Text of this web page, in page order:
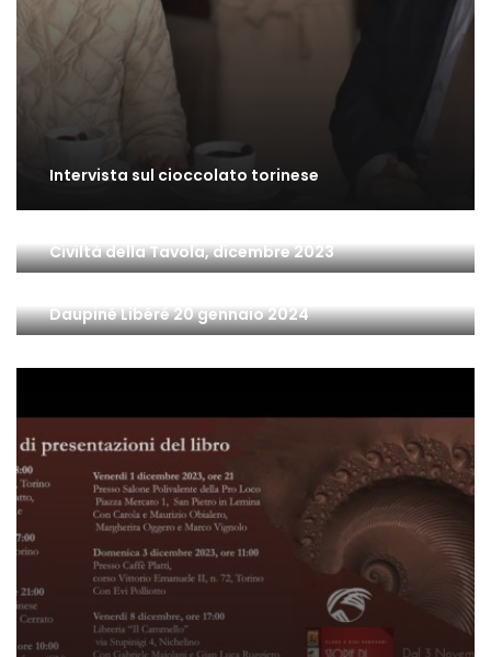
Intervista sul cioccolato torinese
Civiltà della Tavola, dicembre 2023
Daupiné Libéré 20 gennaio 2024